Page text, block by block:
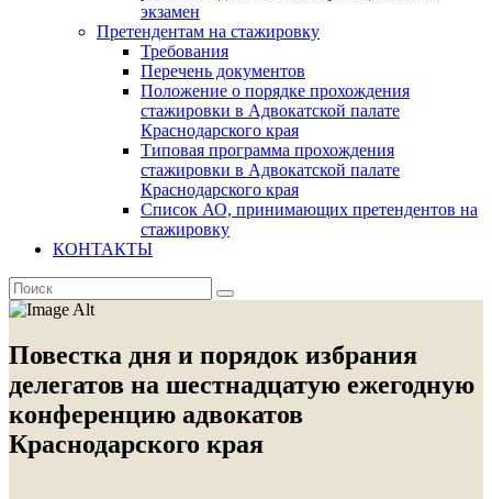
экзамен
Претендентам на стажировку
Требования
Перечень документов
Положение о порядке прохождения
стажировки в Адвокатской палате
Краснодарского края
Типовая программа прохождения
стажировки в Адвокатской палате
Краснодарского края
Список АО, принимающих претендентов на
стажировку
КОНТАКТЫ
Повестка дня и порядок избрания
делегатов на шестнадцатую ежегодную
конференцию адвокатов
Краснодарского края